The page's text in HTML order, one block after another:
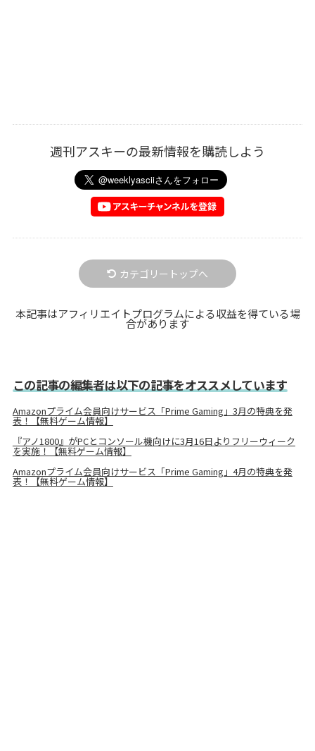
週刊アスキーの最新情報を購読しよう
カテゴリートップへ
本記事はアフィリエイトプログラムによる収益を得ている場
合があります
この記事の編集者は以下の記事をオススメしています
Amazonプライム会員向けサービス「Prime Gaming」3月の特典を発
表！【無料ゲーム情報】
『アノ1800』がPCとコンソール機向けに3月16日よりフリーウィーク
を実施！【無料ゲーム情報】
Amazonプライム会員向けサービス「Prime Gaming」4月の特典を発
表！【無料ゲーム情報】